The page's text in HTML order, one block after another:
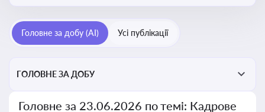
Головне за добу (AI) Усі публікації
ГОЛОВНЕ ЗА ДОБУ
Головне за 23.06.2026 по темі: Кадрове